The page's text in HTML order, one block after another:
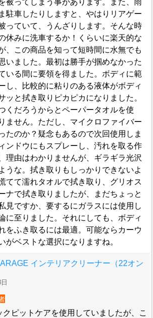
被ってしまう事があります。また、雨
駐車したりしますと、やはりリアゲー
っていて、うんざりします。そんな時
休みに洗車するか！くらいに楽天的な
、この商品を知って短時間に水無でも
いました。最初は勝手が掴めなかった
いる間に要領を得ました。ボディに範
し、比較的に粘りのある液体がボディ
ッと拭き取りピカピカになりました。
くだろうからとペーパータオルを使
ません。ただし、マイクロファイバー
たのか？疑念もあるので次回使用しま
ンドウにもスプレーし、汚れを取る作
理由はわかりませんが、ギラギラ光沢
うな。拭き取りもしっかりできないよ
てて濡れタオルで拭き取り、グリオス
ナで拭き取りましたが、まだちょっと
見ですか、要するにガラスには使用し
に至りました。それにしても、ボディ
をふき取るには最適。可能ならカーウ
がベストな選択になりますね。
インテリアクリーナー（22オン
ピットケアを使用していましたが、こ